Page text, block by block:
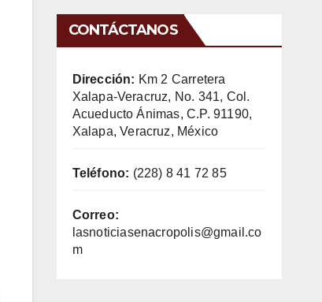
CONTÁCTANOS
Dirección: Km 2 Carretera
Xalapa-Veracruz, No. 341, Col.
Acueducto Ánimas, C.P. 91190,
Xalapa, Veracruz, México
Teléfono: (228) 8 41 72 85
Correo:
lasnoticiasenacropolis@gmail.co
m